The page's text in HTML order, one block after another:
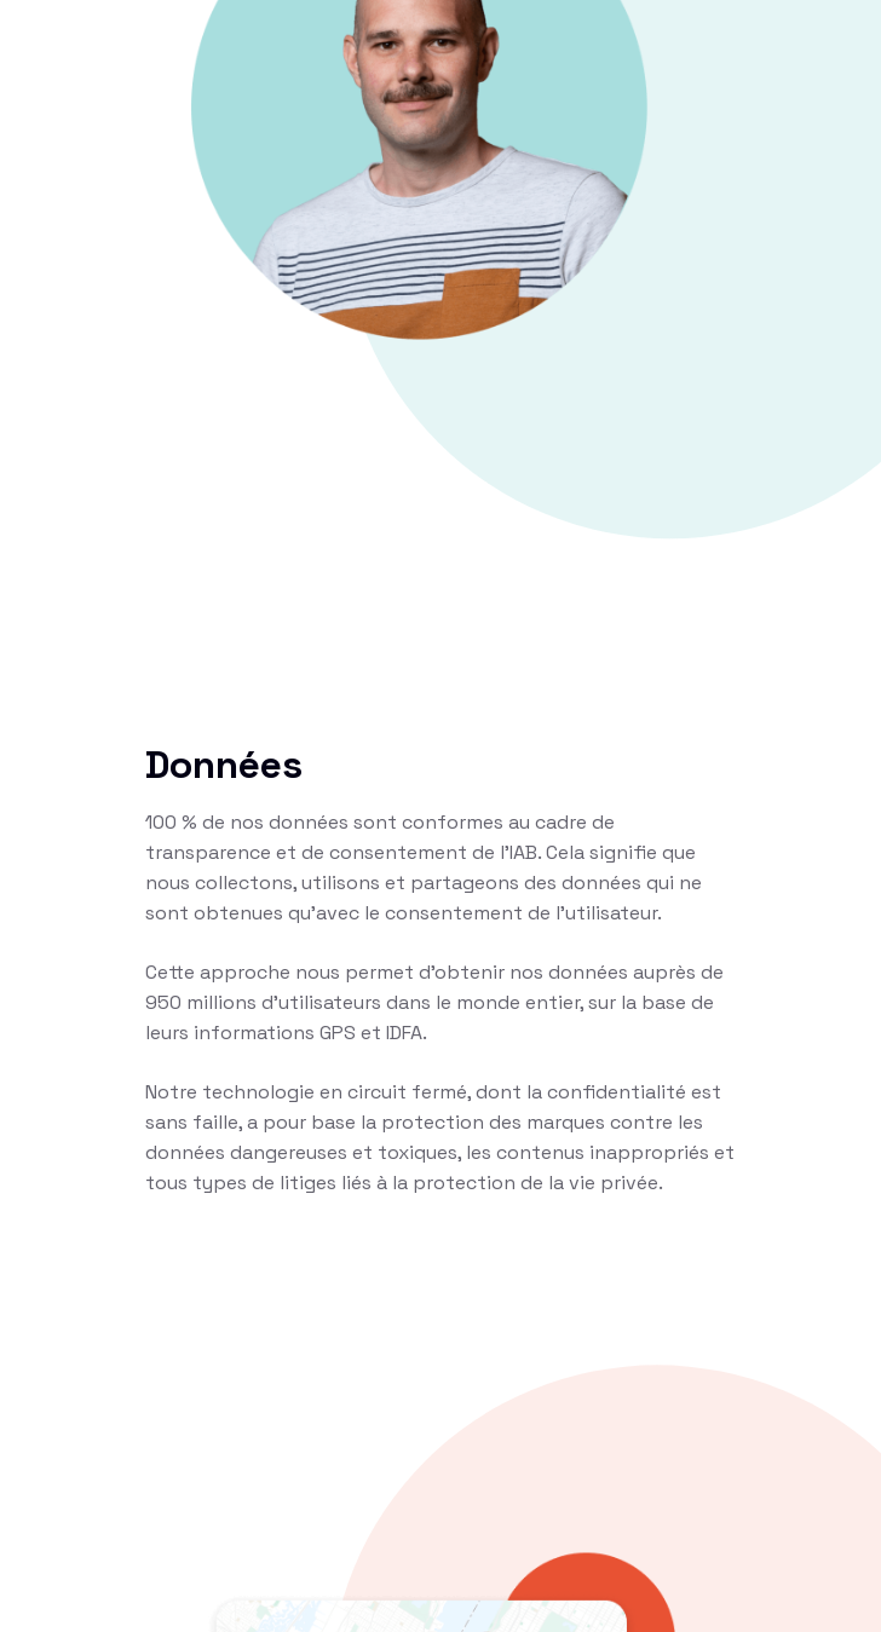
Données
100 % de nos données sont conformes au cadre de
transparence et de consentement de l’IAB. Cela signifie que
nous collectons, utilisons et partageons des données qui ne
sont obtenues qu’avec le consentement de l’utilisateur.
Cette approche nous permet d’obtenir nos données auprès de
950 millions d’utilisateurs dans le monde entier, sur la base de
leurs informations GPS et IDFA.
Notre technologie en circuit fermé, dont la confidentialité est
sans faille, a pour base la protection des marques contre les
données dangereuses et toxiques, les contenus inappropriés et
tous types de litiges liés à la protection de la vie privée.